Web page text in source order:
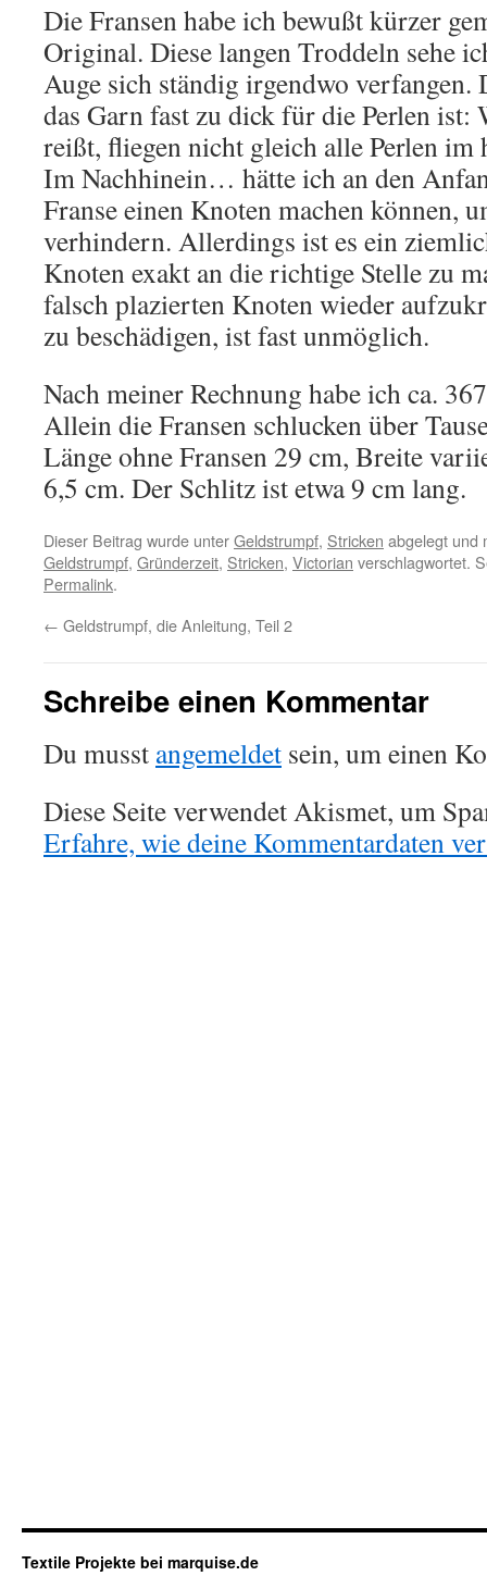
Die Fransen habe ich bewußt kürzer
Original. Diese langen Troddeln sehe
Auge sich ständig irgendwo verfangen.
das Garn fast zu dick für die Perlen ist:
reißt, fliegen nicht gleich alle Perlen im
Im Nachhinein… hätte ich an den
Franse einen Knoten machen können,
verhindern. Allerdings ist es ein
Knoten exakt an die richtige Stelle zu
falsch plazierten Knoten wieder
zu beschädigen, ist fast unmöglich.
Nach meiner Rechnung habe ich ca.
Allein die Fransen schlucken über
Länge ohne Fransen 29 cm, Breite
6,5 cm. Der Schlitz ist etwa 9 cm lang.
Dieser Beitrag wurde unterGeldstrumpf, Stricken abgelegt und
Geldstrumpf, Gründerzeit, Stricken, Victorian verschlagwortet.
Permalink.
← Geldstrumpf, die Anleitung, Teil 2
Schreibe einen Kommentar
Du musst angemeldet sein, um einen
Diese Seite verwendet Akismet, um
Erfahre, wie deine Kommentardaten
Textile Projekte bei marquise.de